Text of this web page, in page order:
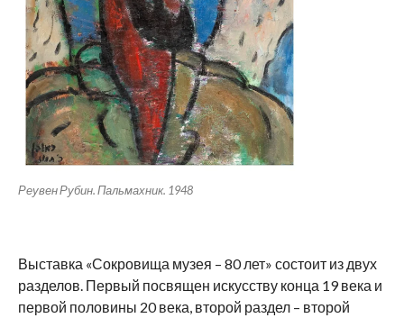
Реувен Рубин. Пальмахник. 1948
Выставка «Сокровища музея – 80 лет» состоит из двух
разделов. Первый посвящен искусству конца 19 века и
первой половины 20 века, второй раздел – второй